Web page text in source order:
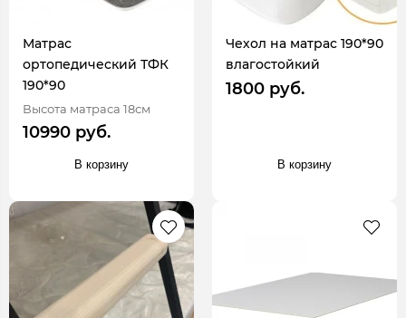
Матрас
ортопедический ТФК
190*90
Высота матраса 18см
10990 руб.
В корзину
Чехол на матрас 190*90
влагостойкий
1800 руб.
В корзину